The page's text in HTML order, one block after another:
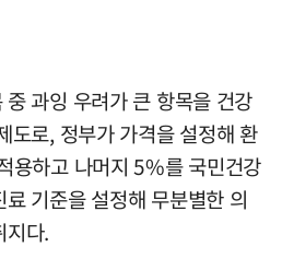
과잉 우려가 큰 항목을 건강
도로, 정부가 가격을 설정해 환
용하고 나머지 5%를 국민건강
기준을 설정해 무분별한 의
지다.